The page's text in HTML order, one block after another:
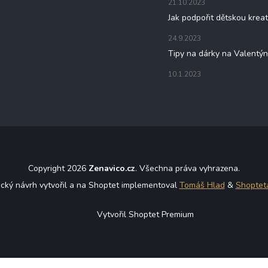
21.10.2023
Jak podpořit dětskou
24.9.2023
Tipy na dárky na
10.1.2023
Copyright 2026 Zenavico.cz. Všechna práva vyhrazena.
návrh vytvořil a na Shoptet implementoval Tomáš Hlad &
Vytvořil Shoptet Premium